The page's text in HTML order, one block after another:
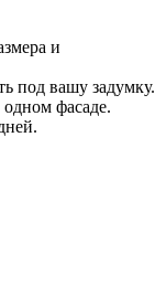
и
под вашу задумку.
фасаде.